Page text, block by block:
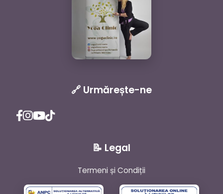
🔗 Urmărește-ne
📝 Legal
Termeni și Condiții